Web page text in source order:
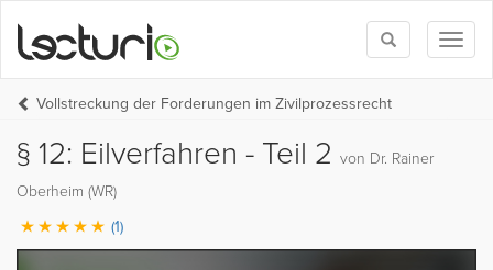
Toggle
search
Vollstreckung der Forderungen im Zivilprozessrecht
§ 12: Eilverfahren - Teil 2 von Dr. Rainer
Oberheim (WR)
(1)